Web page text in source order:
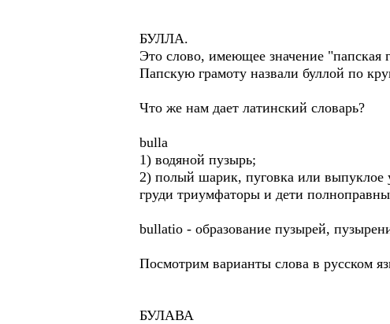
БУЛЛА.
Это слово, имеющее значение "папская
Папскую грамоту назвали буллой по
Что же нам дает латинский словарь?
bulla
1) водяной пузырь;
2) полый шарик, пуговка или выпуклое
груди триумфаторы и дети
bullatio - образование пузырей,
Посмотрим варианты слова в русском
БУЛАВА